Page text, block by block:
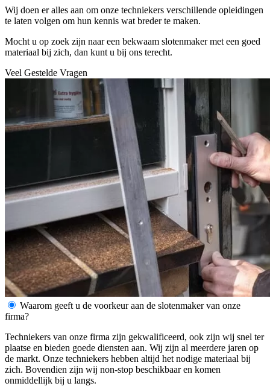
Wij doen er alles aan om onze techniekers verschillende opleidingen
te laten volgen om hun kennis wat breder te maken.
Mocht u op zoek zijn naar een bekwaam slotenmaker met een goed
materiaal bij zich, dan kunt u bij ons terecht.
Veel Gestelde Vragen
Waarom geeft u de voorkeur aan de slotenmaker van onze
firma?
Techniekers van onze firma zijn gekwalificeerd, ook zijn wij snel ter
plaatse en bieden goede diensten aan. Wij zijn al meerdere jaren op
de markt. Onze techniekers hebben altijd het nodige materiaal bij
zich. Bovendien zijn wij non-stop beschikbaar en komen
onmiddellijk bij u langs.